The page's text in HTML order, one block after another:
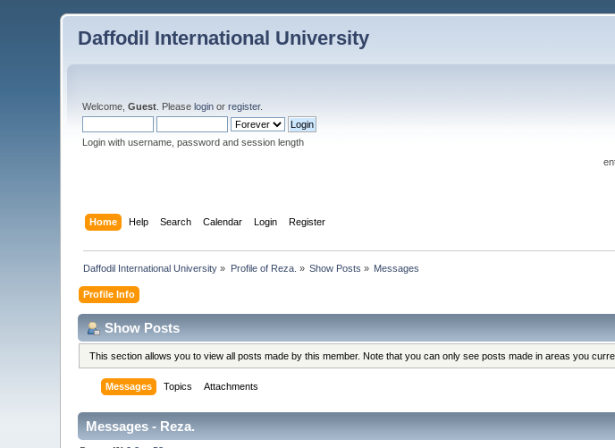
Daffodil International University
Welcome,Guest . Pleaselogin orregister.
Login with username, password and session length
Home Help Search Calendar Login Register
Daffodil International University » Profile of Reza. » Show Posts » Messages
Profile Info
Show Posts
This section allows you to view all posts made by this member. Note that you can only see posts made in areas you
Messages Topics Attachments
Messages - Reza.